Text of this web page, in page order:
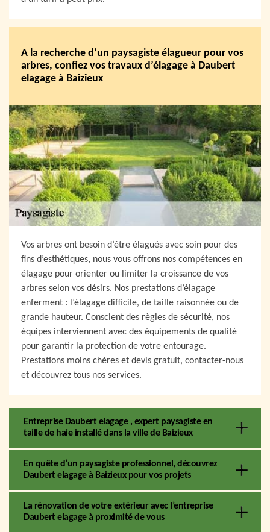
A la recherche d’un paysagiste élagueur pour vos
arbres, confiez vos travaux d’élagage à Daubert
elagage à Baizieux
Vos arbres ont besoin d’être élagués avec soin pour des
fins d’esthétiques, nous vous offrons nos compétences en
élagage pour orienter ou limiter la croissance de vos
arbres selon vos désirs. Nos prestations d’élagage
enferment : l’élagage difficile, de taille raisonnée ou de
grande hauteur. Conscient des règles de sécurité, nos
équipes interviennent avec des équipements de qualité
pour garantir la protection de votre entourage.
Prestations moins chères et devis gratuit, contacter-nous
et découvrez tous nos services.
Entreprise Daubert elagage , expert paysagiste en
taille de haie installé dans la ville de Baizieux
En quête d’un paysagiste professionnel, découvrez
Daubert elagage à Baizieux pour vos projets
La rénovation de votre extérieur avec l’entreprise
Daubert elagage à proximité de vous